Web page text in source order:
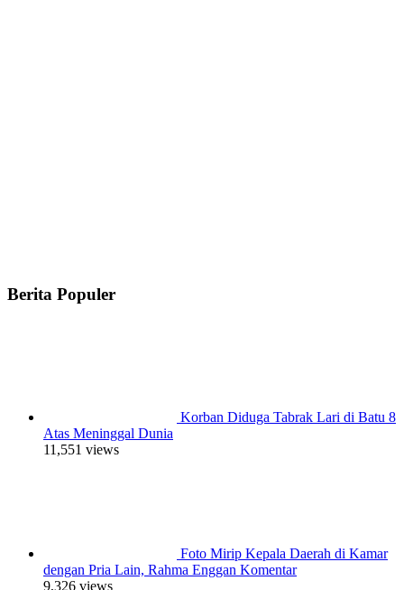
Berita Populer
Korban Diduga Tabrak Lari di Batu 8
Atas Meninggal Dunia
11,551 views
Foto Mirip Kepala Daerah di Kamar
dengan Pria Lain, Rahma Enggan Komentar
9,326 views